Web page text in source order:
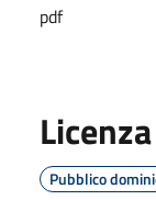
pdf
Pubblico